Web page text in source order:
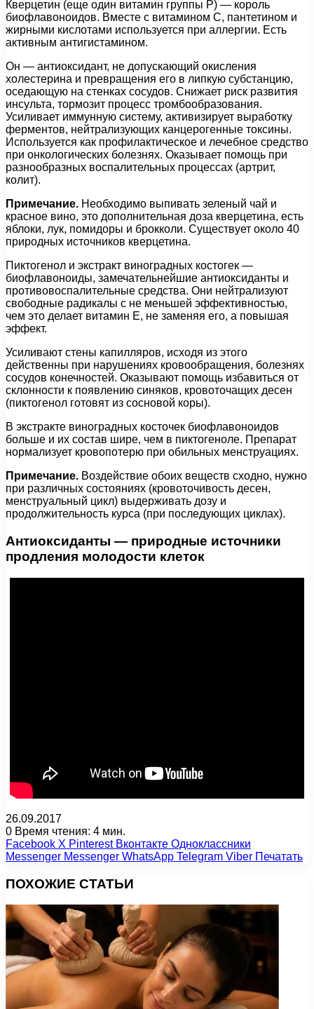
Кверцетин (еще один витамин группы P) — король
биофлавоноидов. Вместе с витамином С, пантетином и
жирными кислотами используется при аллергии. Есть
активным антигистамином.
Он — антиоксидант, не допускающий окисления
холестерина и превращения его в липкую субстанцию,
оседающую на стенках сосудов. Снижает риск развития
инсульта, тормозит процесс тромбообразования.
Усиливает иммунную систему, активизирует выработку
ферментов, нейтрализующих канцерогенные токсины.
Используется как профилактическое и лечебное средство
при онкологических болезнях. Оказывает помощь при
разнообразных воспалительных процессах (артрит,
колит).
Примечание. Необходимо выпивать зеленый чай и
красное вино, это дополнительная доза кверцетина, есть
яблоки, лук, помидоры и брокколи. Существует около 40
природных источников кверцетина.
Пиктогенол и экстракт виноградных костогек —
биофлавоноиды, замечательнейшие антиоксиданты и
противовоспалительные средства. Они нейтрализуют
свободные радикалы с не меньшей эффективностью,
чем это делает витамин Е, не заменяя его, а повышая
эффект.
Усиливают стены капилляров, исходя из этого
действенны при нарушениях кровообращения, болезнях
сосудов конечностей. Оказывают помощь избавиться от
склонности к появлению синяков, кровоточащих десен
(пиктогенол готовят из сосновой коры).
В экстракте виноградных косточек биофлавоноидов
больше и их состав шире, чем в пиктогеноле. Препарат
нормализует кровопотерю при обильных менструациях.
Примечание. Воздействие обоих веществ сходно, нужно
при различных состояниях (кровоточивость десен,
менструальный цикл) выдерживать дозу и
продолжительность курса (при последующих циклах).
Антиоксиданты — природные источники
продления молодости клеток
26.09.2017
0 Время чтения: 4 мин.
Facebook X Pinterest Вконтакте Одноклассники
Messenger Messenger WhatsApp Telegram Viber Печатать
ПОХОЖИЕ СТАТЬИ